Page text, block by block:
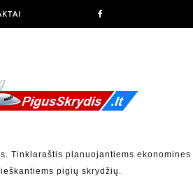
Tinklaraštis planuojantiems ekonomines
pigių skrydžių.